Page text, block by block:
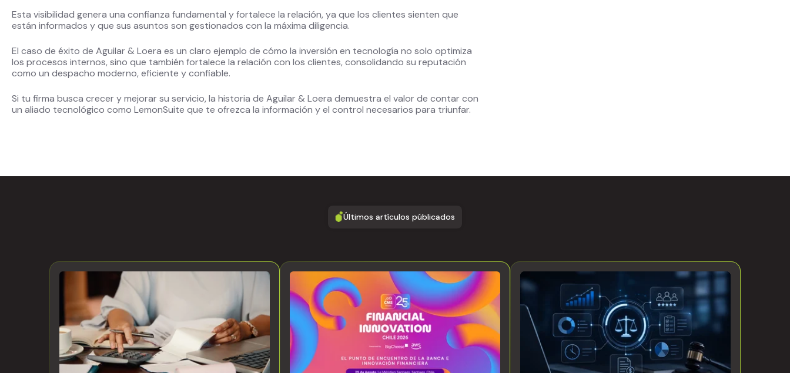
Esta visibilidad genera una confianza fundamental y fortalece la relación, ya que los clientes sienten que
están informados y que sus asuntos son gestionados con la máxima diligencia.
El caso de éxito de Aguilar & Loera es un claro ejemplo de cómo la inversión en tecnología no solo optimiza
los procesos internos, sino que también fortalece la relación con los clientes, consolidando su reputación
como un despacho moderno, eficiente y confiable.
Si tu firma busca crecer y mejorar su servicio, la historia de Aguilar & Loera demuestra el valor de contar con
un aliado tecnológico como LemonSuite que te ofrezca la información y el control necesarios para triunfar.
Últimos artículos públicados